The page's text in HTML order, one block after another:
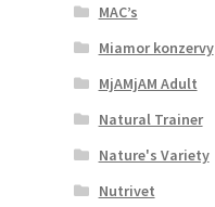
MAC’s
Miamor konzervy
MjAMjAM Adult
Natural Trainer
Nature's Variety
Nutrivet